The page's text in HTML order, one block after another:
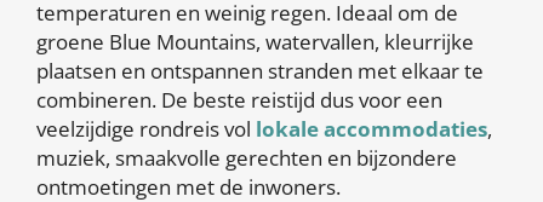
temperaturen en weinig regen. Ideaal om de
groene Blue Mountains, watervallen, kleurrijke
plaatsen en ontspannen stranden met elkaar te
combineren. De beste reistijd dus voor een
veelzijdige rondreis vol lokale accommodaties,
muziek, smaakvolle gerechten en bijzondere
ontmoetingen met de inwoners.